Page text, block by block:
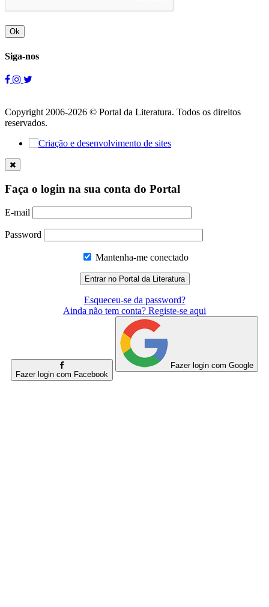
Ok
Siga-nos
Copyright 2006-2026 © Portal da Literatura. Todos os direitos
reservados.
Faça o login na sua conta do Portal
E-mail
Password
Mantenha-me conectado
Esqueceu-se da password?
Ainda não tem conta? Registe-se aqui
Fazer login com Facebook
Fazer login com Google